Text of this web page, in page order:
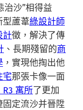
治沙”相得益
型蘆葦綠設計師
計徵，解決了傳
、長期殘留的商
，實現他掏出他
宅那張卡像一面
R3 寓所了更加
定流沙并晉陞